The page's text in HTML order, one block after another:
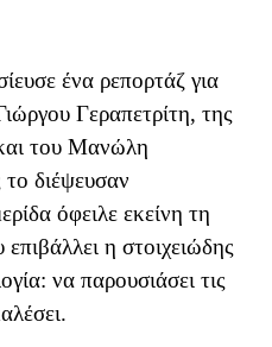
ένα ρεπορτάζ για
Γεραπετρίτη, της
του Μανώλη
διέψευσαν
όφειλε εκείνη τη
η στοιχειώδης
να παρουσιάσει τις